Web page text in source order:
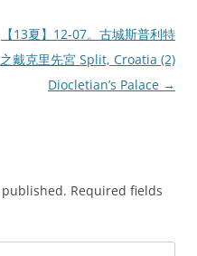
【13夏】12-07。古城斯普利特
之戴克里先宮 Split, Croatia (2)
Diocletian’s Palace →
Required fields